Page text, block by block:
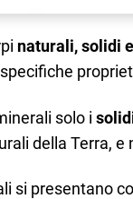
naturali, solidi
solo i
della Terra,
si presentano